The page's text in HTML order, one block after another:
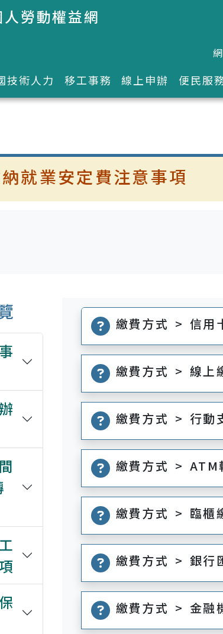
人勞動權益網
:::
技術人力 移工事務 線上申辦 便民服
就業安定費注意事項
繳費方式 > 信用
繳費方式 > 線上
繳費方式 > 行動
繳費方式 > ATM
繳費方式 > 臨櫃
繳費方式 > 銀行
繳費方式 > 金融